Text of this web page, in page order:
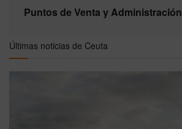
Puntos de Venta y Administración
Últimas noticias de Ceuta